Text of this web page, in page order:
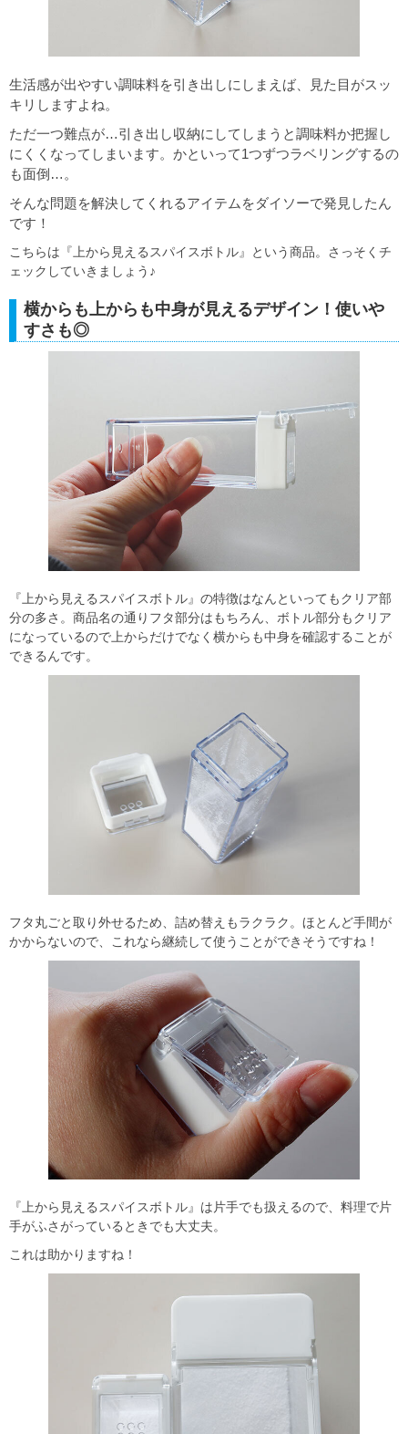
生活感が出やすい調味料を引き出しにしまえば、見た目がスッ
キリしますよね。
ただ一つ難点が…引き出し収納にしてしまうと調味料か把握し
にくくなってしまいます。かといって1つずつラベリングするの
も面倒…。
そんな問題を解決してくれるアイテムをダイソーで発見したん
です！
こちらは『上から見えるスパイスボトル』という商品。さっそくチ
ェックしていきましょう♪
横からも上からも中身が見えるデザイン！使いや
すさも◎
『上から見えるスパイスボトル』の特徴はなんといってもクリア部
分の多さ。商品名の通りフタ部分はもちろん、ボトル部分もクリア
になっているので上からだけでなく横からも中身を確認することが
できるんです。
フタ丸ごと取り外せるため、詰め替えもラクラク。ほとんど手間が
かからないので、これなら継続して使うことができそうですね！
『上から見えるスパイスボトル』は片手でも扱えるので、料理で片
手がふさがっているときでも大丈夫。
これは助かりますね！